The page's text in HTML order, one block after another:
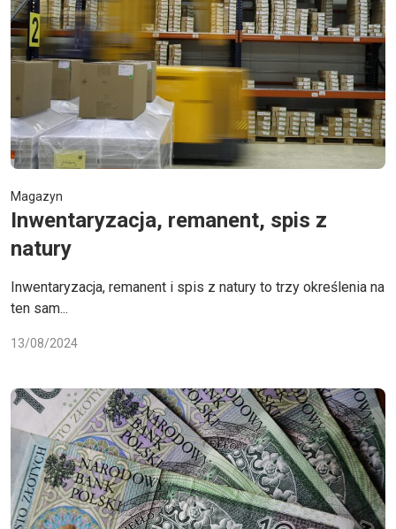
Magazyn
Inwentaryzacja, remanent, spis z
natury
Inwentaryzacja, remanent i spis z natury to trzy określenia na
ten sam...
13/08/2024